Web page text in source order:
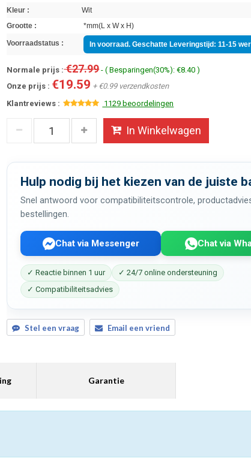
Kleur :
Wit
Grootte :
*mm(L x W x H)
Voorraadstatus : In voorraad. Geschatte Leveringstijd: 11-15
Normale prijs :€27.99- ( Besparingen(30%): €8.40 )
Onze prijs : €19.59 + €0.99 verzendkosten
Klantreviews :
1129 beoordelingen
In Winkelwagen
Hulp nodig bij het kiezen van de juiste
Snel antwoord voor compatibiliteitscontrole,
bestellingen.
Chat via Messenger Chat via
✓ Reactie binnen 1 uur
✓ 24/7 online ondersteuning
✓ Compatibiliteitsadvies
Stel een vraag Email een vriend
Garantie